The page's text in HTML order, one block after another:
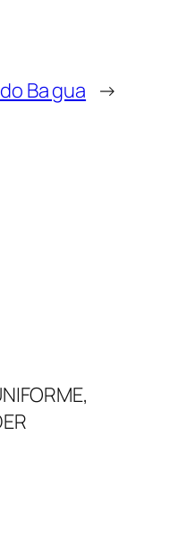
Ba gua →